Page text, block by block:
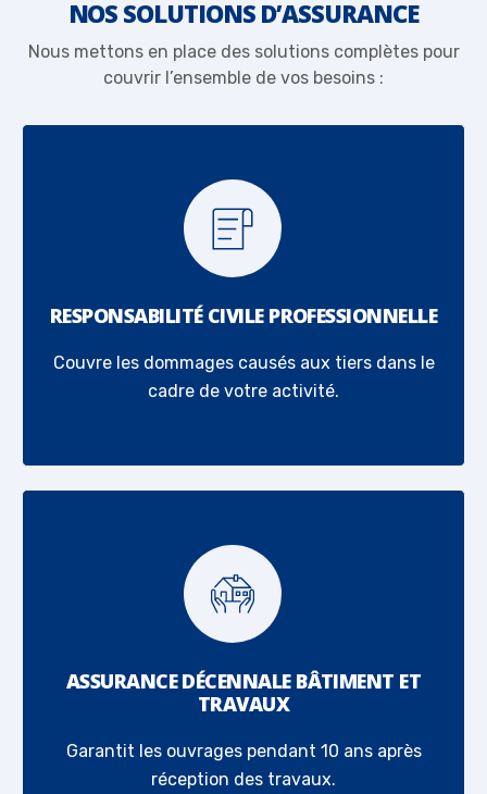
RESPONSABILITÉ CIVILE PROFESSIONNELLE
Couvre les dommages causés aux tiers dans le
cadre de votre activité.
ASSURANCE DÉCENNALE BÂTIMENT ET
TRAVAUX
Garantit les ouvrages pendant 10 ans après
réception des travaux.
NOS SOLUTIONS D’ASSURANCE
Nous mettons en place des solutions complètes pour
couvrir l’ensemble de vos besoins :